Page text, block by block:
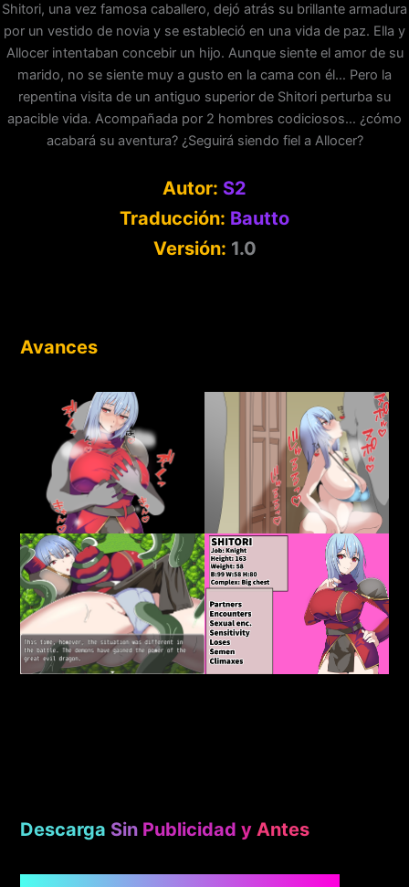
Shitori, una vez famosa caballero, dejó atrás su brillante armadura
por un vestido de novia y se estableció en una vida de paz. Ella y
Allocer intentaban concebir un hijo. Aunque siente el amor de su
marido, no se siente muy a gusto en la cama con él… Pero la
repentina visita de un antiguo superior de Shitori perturba su
apacible vida. Acompañada por 2 hombres codiciosos… ¿cómo
acabará su aventura? ¿Seguirá siendo fiel a Allocer?
Autor: S2
Traducción: Bautto
Versión: 1.0
Avances
Descarga Sin Publicidad y Antes